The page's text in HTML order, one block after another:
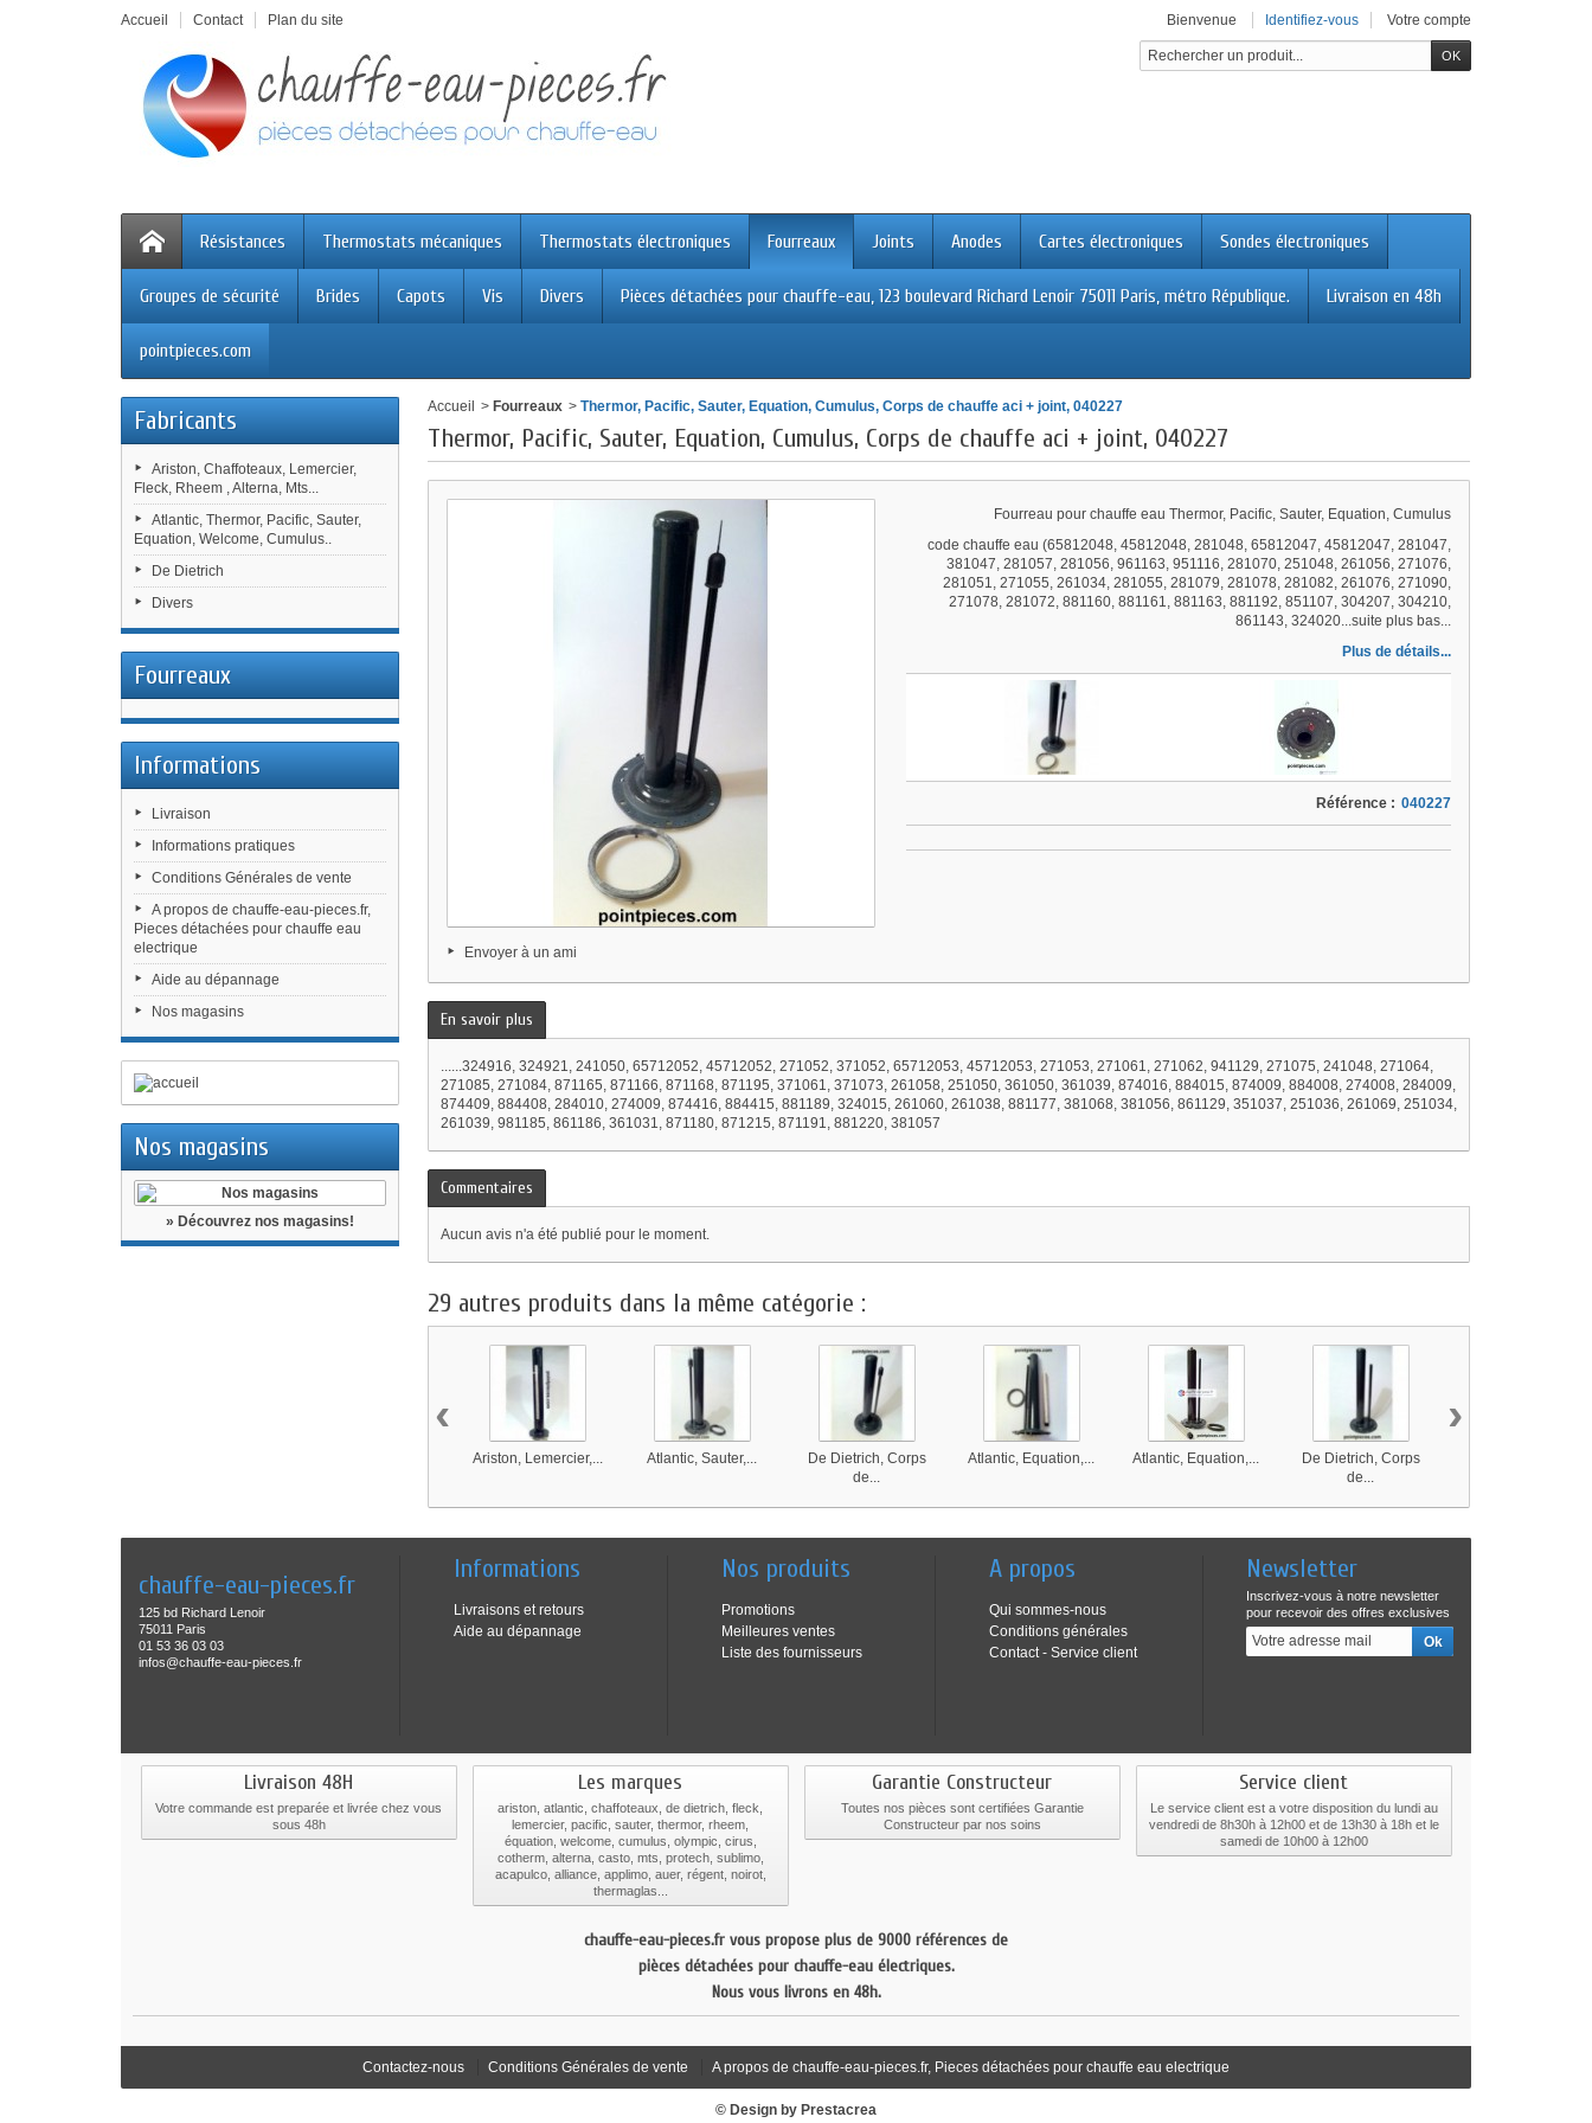
Accueil Contact Plan du site Bienvenue Identifiez-vous Votre compte
Résistances Thermostats mécaniques Thermostats électroniques Fourreaux Joints Anodes Cartes électroniques Sondes électroniques
Groupes de sécurité Brides Capots Vis Divers Pièces détachées pour chauffe-eau, 123 boulevard Richard Lenoir 75011 Paris, métro République. Livraison en 48h
pointpieces.com
Fabricants
Ariston, Chaffoteaux, Lemercier,
Fleck, Rheem , Alterna, Mts...
Atlantic, Thermor, Pacific, Sauter,
Equation, Welcome, Cumulus..
De Dietrich
Divers
Fourreaux
Informations
Livraison
Informations pratiques
Conditions Générales de vente
A propos de chauffe-eau-pieces.fr,
Pieces détachées pour chauffe eau
electrique
Aide au dépannage
Nos magasins
Nos magasins
» Découvrez nos magasins!
Accueil > Fourreaux > Thermor, Pacific, Sauter, Equation, Cumulus, Corps de chauffe aci + joint, 040227
Thermor, Pacific, Sauter, Equation, Cumulus, Corps de chauffe aci + joint, 040227
Envoyer à un ami
Fourreau pour chauffe eau Thermor, Pacific, Sauter, Equation, Cumulus
code chauffe eau (65812048, 45812048, 281048, 65812047, 45812047, 281047,
381047, 281057, 281056, 961163, 951116, 281070, 251048, 261056, 271076,
281051, 271055, 261034, 281055, 281079, 281078, 281082, 261076, 271090,
271078, 281072, 881160, 881161, 881163, 881192, 851107, 304207, 304210,
861143, 324020...suite plus bas...
Plus de détails...
Référence : 040227
En savoir plus
......324916, 324921, 241050, 65712052, 45712052, 271052, 371052, 65712053, 45712053, 271053, 271061, 271062, 941129, 271075, 241048, 271064,
271085, 271084, 871165, 871166, 871168, 871195, 371061, 371073, 261058, 251050, 361050, 361039, 874016, 884015, 874009, 884008, 274008, 284009,
874409, 884408, 284010, 274009, 874416, 884415, 881189, 324015, 261060, 261038, 881177, 381068, 381056, 861129, 351037, 251036, 261069, 251034,
261039, 981185, 861186, 361031, 871180, 871215, 871191, 881220, 381057
Commentaires
Aucun avis n'a été publié pour le moment.
29 autres produits dans la même catégorie :
Ariston, Lemercier,... Atlantic, Sauter,...
De Dietrich, Corps
de...
Atlantic, Equation,... Atlantic, Equation,...
De Dietrich, Corps
de...
‹ ›
chauffe-eau-pieces.fr
125 bd Richard Lenoir
75011 Paris
01 53 36 03 03
infos@chauffe-eau-pieces.fr
Informations
Livraisons et retours
Aide au dépannage
Nos produits
Promotions
Meilleures ventes
Liste des fournisseurs
A propos
Qui sommes-nous
Conditions générales
Contact - Service client
Newsletter
Inscrivez-vous à notre newsletter
pour recevoir des offres exclusives
Livraison 48H
Votre commande est preparée et livrée chez vous
sous 48h
Les marques
ariston, atlantic, chaffoteaux, de dietrich, fleck,
lemercier, pacific, sauter, thermor, rheem,
équation, welcome, cumulus, olympic, cirus,
cotherm, alterna, casto, mts, protech, sublimo,
acapulco, alliance, applimo, auer, régent, noirot,
thermaglas...
Garantie Constructeur
Toutes nos pièces sont certifiées Garantie
Constructeur par nos soins
Service client
Le service client est a votre disposition du lundi au
vendredi de 8h30h à 12h00 et de 13h30 à 18h et le
samedi de 10h00 à 12h00
chauffe-eau-pieces.fr vous propose plus de 9000 références de
pièces détachées pour chauffe-eau électriques.
Nous vous livrons en 48h.
Contactez-nous Conditions Générales de vente A propos de chauffe-eau-pieces.fr, Pieces détachées pour chauffe eau electrique
© Design by Prestacrea